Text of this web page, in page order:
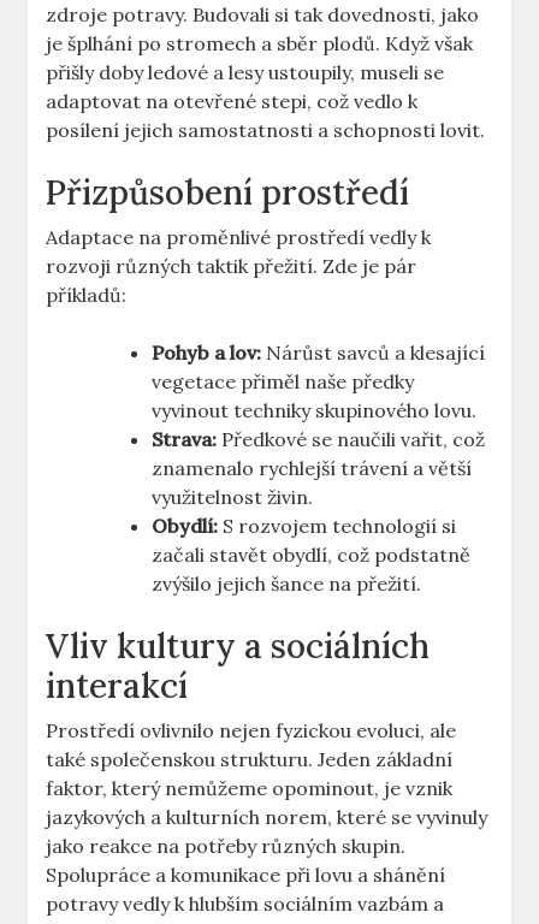
zdroje potravy. Budovali si tak dovednosti, jako
je šplhání po stromech a sběr plodů. Když však
přišly doby ledové a lesy ustoupily, museli se
adaptovat na otevřené stepi, což vedlo k
posílení jejich samostatnosti a schopnosti lovit.
Přizpůsobení prostředí
Adaptace na proměnlivé prostředí vedly k
rozvoji různých taktik přežití. Zde je pár
příkladů:
Pohyb a lov: Nárůst savců a klesající
vegetace přiměl naše předky
vyvinout techniky skupinového lovu.
Strava: Předkové se naučili vařit, což
znamenalo rychlejší trávení a větší
využitelnost živin.
Obydlí: S rozvojem technologií si
začali stavět obydlí, což podstatně
zvýšilo jejich šance na přežití.
Vliv kultury a sociálních
interakcí
Prostředí ovlivnilo nejen fyzickou evoluci, ale
také společenskou strukturu. Jeden základní
faktor, který nemůžeme opominout, je vznik
jazykových a kulturních norem, které se vyvinuly
jako reakce na potřeby různých skupin.
Spolupráce a komunikace při lovu a shánění
potravy vedly k hlubším sociálním vazbám a